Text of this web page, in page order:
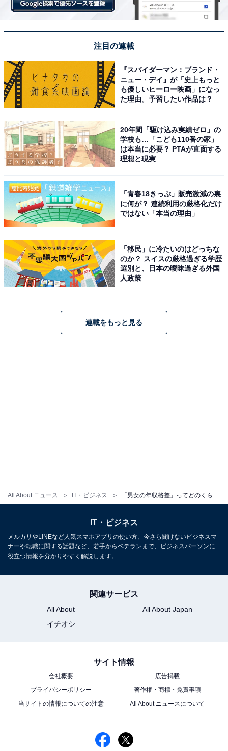
All About ニュース IT・ビジネス
転職サイト『type』会員の年齢・性別ごとの年収比率を
見ても、20代では男女の年収差は少なく、年収400万円
未満の割合は男性70.7％、女性82.1％とギャップは
しかし、結婚・出産などのライフイベントを経たと考え
られる30代以降になると男女の賃金格差が開きはじめま
す。年収400万円未満の割合は、30代では男性40.7％に
対し、女性60.5％とギャップが19.8％に拡大。さらに、
40代、50代になると約30％に広がり、男女の年収格差は
より顕著になっていくことが分かります。
職種によって格差に違いも？ IT系では格差が少な
type会員の職種ごとの分布を見ると、男女の賃金格差が
顕著な職種は「事務・管理部門系」職種でした。年収
400万円未満の割合について男女間ギャップは、20代
注目の連載
『スパイダーマン：ブランド・
ニュー・デイ』が「史上もっと
も優しいヒーロー映画」になっ
た理由。予習したい作品は？
20年間「駆け込み実績ゼロ」の
学校も…「こども110番の家」
は本当に必要？ PTAが直面する
理想と現実
「青春18きっぷ」販売激減の裏
に何が？ 連続利用の厳格化だけ
ではない「本当の理由」
「移民」に冷たいのはどっちな
のか？ スイスの厳格過ぎる学歴
選別と、日本の曖昧過ぎる外国
人政策
連載をもっと見る
IT・ビジネス
メルカリやLINEなど人気スマホアプリの使い方、今さら聞けないビジネスマ
ナーや転職に関する話題など、若手からベテランまで、ビジネスパーソンに
役立つ情報を分かりやすく解説します。
関連サービス
All About
All About Japan
イチオシ
サイト情報
会社概要
広告掲載
プライバシーポリシー
著作権・商標・免責事項
当サイトの情報についての注意
All About ニュースについて